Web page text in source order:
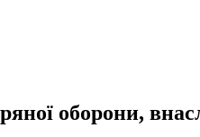
оборони,